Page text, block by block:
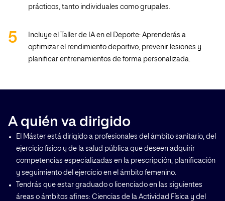
prácticos, tanto individuales como grupales.
Incluye el Taller de IA en el Deporte: Aprenderás a
optimizar el rendimiento deportivo, prevenir lesiones y
planificar entrenamientos de forma personalizada.
A quién va dirigido
El Máster está dirigido a profesionales del ámbito sanitario, del
ejercicio físico y de la salud pública que deseen adquirir
competencias especializadas en la prescripción, planificación
y seguimiento del ejercicio en el ámbito femenino.
Tendrás que estar graduado o licenciado en las siguientes
áreas o ámbitos afines: Ciencias de la Actividad Física y del